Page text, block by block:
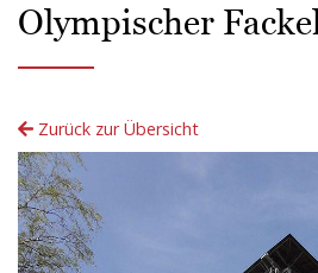
Olympischer
Zurück zur Übersicht